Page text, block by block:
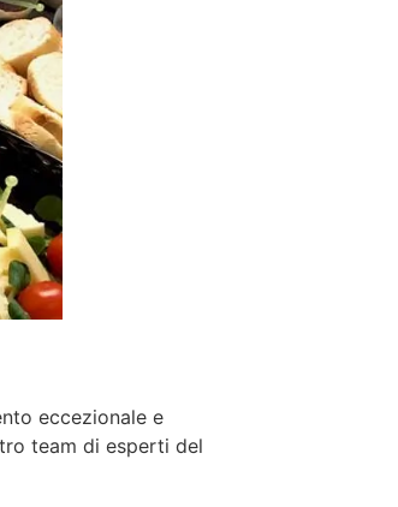
eccezionale e
team di esperti del